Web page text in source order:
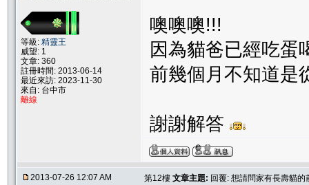
等級: 精靈王
威望: 1
文章: 360
註冊時間: 2013-06-14
最近來訪: 2023-11-30
來自: 台中市
離線
噢噢噢!!!
因為貓爸已經吃蛋
前幾個月不知道是
謝謝解答
2013-07-26 12:07 AM 第12樓 文章主題: 回覆: 想請問家有長壽貓